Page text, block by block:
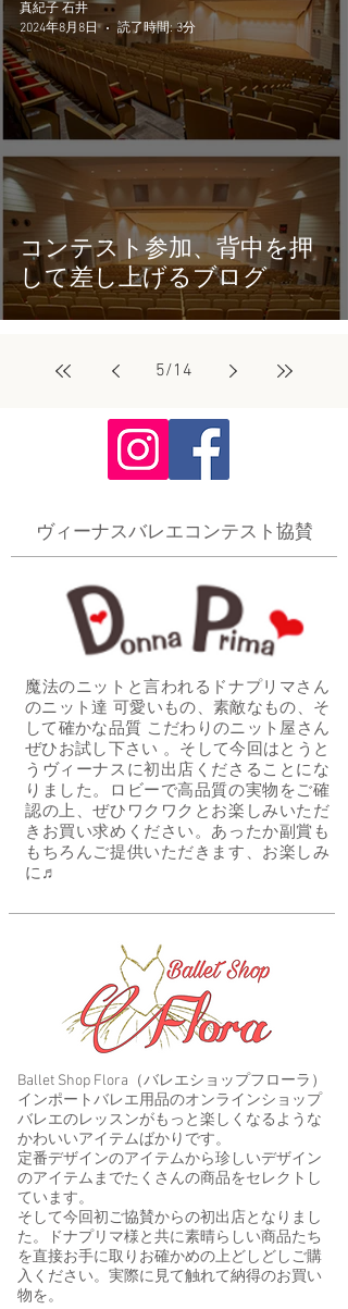
コンテスト参加、背中を押
して差し上げるブログ
真紀子 石井
2024年8月8日
読了時間: 3分
5/14
​ヴィーナスバレエコンテスト協賛
魔法のニットと言われるドナプリマさん
のニット達 可愛いもの、素敵なもの、そ
して確かな品質 こだわりのニット屋さん
ぜひお試し下さい 。そして今回はとうと
うヴィーナスに初出店くださることにな
りました。ロビーで高品質の実物をご確
認の上、ぜひワクワクとお楽しみいただ
きお買い求めください。あったか副賞も
もちろんご提供いただきます、お楽しみ
に♬
Ballet Shop Flora（バレエショップフローラ）​
インポートバレエ用品のオンラインショップ
バレエのレッスンがもっと楽しくなるような
かわいいアイテムばかりです。
定番デザインのアイテムから珍しいデザイン
のアイテムまでたくさんの商品をセレクトし
ています。
そして今回初ご協賛からの初出店となりまし
た。ドナプリマ様と共に素晴らしい商品たち
を直接お手に取りお確かめの上どしどしご購
入ください。実際に見て触れて納得のお買い
物を。